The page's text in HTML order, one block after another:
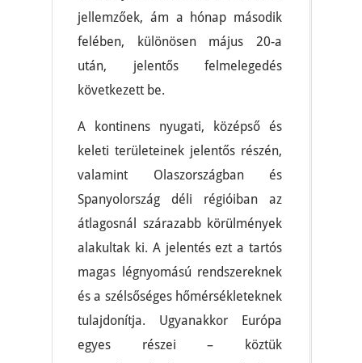
jellemzőek, ám a hónap második
felében, különösen május 20-a
után, jelentős felmelegedés
következett be.
A kontinens nyugati, középső és
keleti területeinek jelentős részén,
valamint Olaszországban és
Spanyolország déli régióiban az
átlagosnál szárazabb körülmények
alakultak ki. A jelentés ezt a tartós
magas légnyomású rendszereknek
és a szélsőséges hőmérsékleteknek
tulajdonítja. Ugyanakkor Európa
egyes részei – köztük